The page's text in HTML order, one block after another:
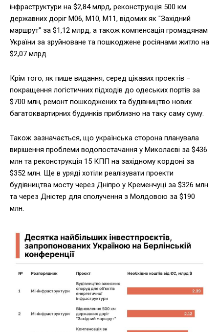
інфраструктури на $2,84 млрд, реконструкція 500 км
державних доріг М06, М10, М11, відомих як "Західний
маршрут" за $1,12 млрд, а також компенсація громадянам
України за зруйноване та пошкоджене росіянами житло на
$2,07 млрд.
Крім того, як пише видання, серед цікавих проектів –
покращення логістичних підходів до одеських портів за
$700 млн, ремонт пошкоджених та будівництво нових
багатоквартирних будинків приблизно на таку саму суму.
Також зазначається, що українська сторона планувала
вирішення проблеми водопостачання у Миколаєві за $436
млн та реконструкція 15 КПП на західному кордоні за
$352 млн. Ще в уряді хотіли реалізувати проекти
будівництва мосту через Дніпро у Кременчуці за $326 млн
та через Дністер для сполучення з Молдовою за $190
млн.